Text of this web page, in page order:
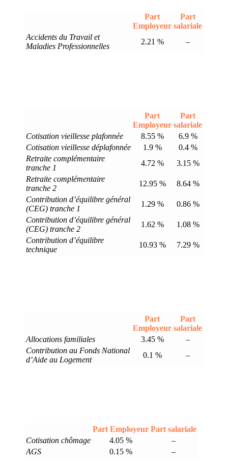
Part
Employeur
Part
salariale
Accidents du Travail et
Maladies Professionnelles
2.21 % –
Part
Employeur
Part
salariale
Cotisation vieillesse plafonnée
8.55 %
6.9 %
Cotisation vieillesse déplafonnée
1.9 %
0.4 %
Retraite complémentaire
tranche 1
4.72 %
3.15 %
Retraite complémentaire
tranche 2
12.95 %
8.64 %
Contribution d’équilibre général
(CEG) tranche 1
1.29 %
0.86 %
Contribution d’équilibre général
(CEG) tranche 2
1.62 %
1.08 %
Contribution d’équilibre
technique
10.93 % 7.29 %
Part
Employeur
Part
salariale
Allocations familiales
3.45 %
–
Contribution au Fonds National
d’Aide au Logement
0.1 % –
Part Employeur Part salariale
Cotisation chômage
4.05 %
–
AGS
0.15 % –